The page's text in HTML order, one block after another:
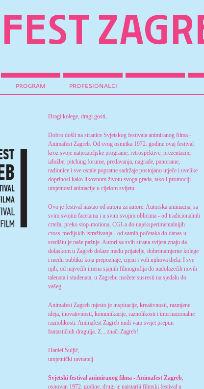
program profesionalci
Dragi kolege, dragi gosti,
Dobro došli na stranice Svjetskog festivala animiranog filma -
Animafest Zagreb. Od svog osnutka 1972. godine ovaj festival
kroz svoje natjecateljske programe, retrospektive, prezentacije,
izložbe, pitching forume, predavanja, nagrade, panorame,
radionice i sve ostale popratne sadržaje postojano utječe i uvelike
doprinosi kako likovnom životu svoga grada, tako i promociji
umjetnosti animacije u cijelom svijetu.
Ovo je festival nastao od autora za autore. Autorska animacija, sa
svim svojim facetama i u svim svojim oblicima - od tradicionalnih
crteža, preko stop-motiona, CGI-a do najeksperimentalnijih
cross-medijskih istraživanja - od samih početaka do danas u
središtu je naše pažnje. Autori sa svih strana svijeta znaju da
dolaskom u Zagreb dolaze među prijatelje, dobronamjerne kolege
i među publiku koja prepoznaje, cijeni i voli njihova djela. I sve
njih, od najvećih imena sjajnih filmografija do nadolazećih novih
talenata i studenata, u Zagrebu možete susresti na sjedalu do
vašeg.
Animafest Zagreb mjesto je inspiracije, kreativnosti, razmjene
ideja, inovativnosti, komunikacije, raznolikosti i internacionalne
raznolikosti. Animafest Zagreb nudi vam svijet prepun
fantastičnih dragulja. Z... znači Zagreb!
Daniel Šuljić,
umjetnički ravnatelj
Svjetski festival animiranog filma - Animafest Zagreb,
osnovan 1972. godine, drugi je najstariji filmski festival u